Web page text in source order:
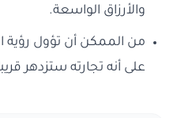
والأرزاق الواسعة.
من الممكن أن تؤول رؤية
على أنه تجارته ستزدهر